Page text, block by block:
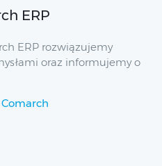
ERP
ERP rozwiązujemy
oraz informujemy o
Comarch